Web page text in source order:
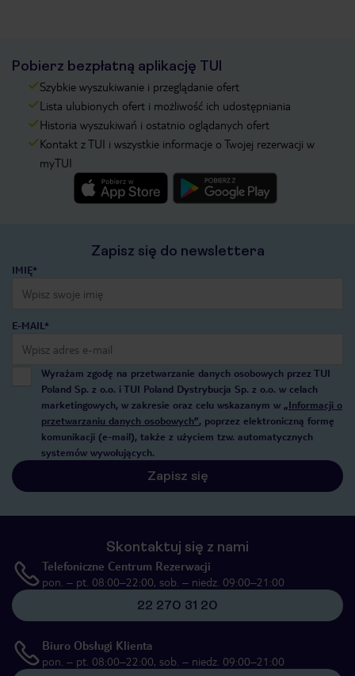
Pobierz bezpłatną aplikację TUI
Szybkie wyszukiwanie i przeglądanie ofert
Lista ulubionych ofert i możliwość ich udostępniania
Historia wyszukiwań i ostatnio oglądanych ofert
Kontakt z TUI i wszystkie informacje o Twojej rezerwacji w
myTUI
Zapisz się do newslettera
IMIĘ*
E-MAIL*
Wyrażam zgodę na przetwarzanie danych osobowych przez TUI
Poland Sp. z o.o. i TUI Poland Dystrybucja Sp. z o.o. w celach
marketingowych, w zakresie oraz celu wskazanym w „Informacji o
przetwarzaniu danych osobowych”, poprzez elektroniczną formę
komunikacji (e-mail), także z użyciem tzw. automatycznych
systemów wywołujących.
Zapisz się
Skontaktuj się z nami
Telefoniczne Centrum Rezerwacji
pon. – pt. 08:00–22:00, sob. – niedz. 09:00–21:00
22 270 31 20
Biuro Obsługi Klienta
pon. – pt. 08:00–22:00, sob. – niedz. 09:00–21:00